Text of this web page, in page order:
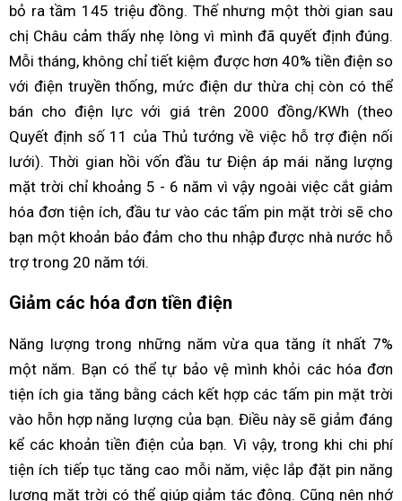
bỏ ra tầm 145 triệu đồng. Thế nhưng một thời gian sau
chị Châu cảm thấy nhẹ lòng vì mình đã quyết định đúng.
Mỗi tháng, không chỉ tiết kiệm được hơn 40% tiền điện so
với điện truyền thống, mức điện dư thừa chị còn có thể
bán cho điện lực với giá trên 2000 đồng/KWh (theo
Quyết định số 11 của Thủ tướng về việc hỗ trợ điện nối
lưới). Thời gian hồi vốn đầu tư Điện áp mái năng lượng
mặt trời chỉ khoảng 5 - 6 năm vì vậy ngoài việc cắt giảm
hóa đơn tiện ích, đầu tư vào các tấm pin mặt trời sẽ cho
bạn một khoản bảo đảm cho thu nhập được nhà nước hỗ
trợ trong 20 năm tới.
Giảm các hóa đơn tiền điện
Năng lượng trong những năm vừa qua tăng ít nhất 7%
một năm. Bạn có thể tự bảo vệ mình khỏi các hóa đơn
tiện ích gia tăng bằng cách kết hợp các tấm pin mặt trời
vào hỗn hợp năng lượng của bạn. Điều này sẽ giảm đáng
kể các khoản tiền điện của bạn. Vì vậy, trong khi chi phí
tiện ích tiếp tục tăng cao mỗi năm, việc lắp đặt pin năng
lượng mặt trời có thể giúp giảm tác động. Cũng nên nhớ